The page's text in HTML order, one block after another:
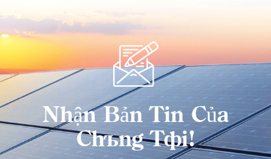
Nhận Bản Tin Của
Chúng Tôi!